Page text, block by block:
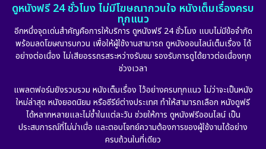
Film
Gothic (6)
HBO GO (11)
HBO Max (2)
ดูหนังฟรี 24 ชั่วโมง ไม่มีโฆษณากวนใจ หนังเต็มเรื่องครบ
ทุกแนว
อีกหนึ่งจุดเด่นสำคัญคือการให้บริการ ดูหนังฟรี 24 ชั่วโมง แบบไม่มีข้อจำกัด
พร้อมลดโฆษณารบกวน เพื่อให้ผู้ใช้งานสามารถ ดูหนังออนไลน์เต็มเรื่อง ได้
อย่างต่อเนื่อง ไม่เสียอรรถรสระหว่างรับชม รองรับการดูได้ยาวต่อเนื่องทุก
ช่วงเวลา
แพลตฟอร์มยังรวบรวม หนังเต็มเรื่อง ไว้อย่างครบทุกแนว ไม่ว่าจะเป็นหนัง
ใหม่ล่าสุด หนังยอดนิยม หรือซีรีย์ต่างประเทศ ทำให้สามารถเลือก หนังดูฟรี
ได้หลากหลายและไม่ซ้ำในแต่ละวัน ช่วยให้การ ดูหนังฟรีออนไลน์ เป็น
ประสบการณ์ที่ไม่น่าเบื่อ และตอบโจทย์ความต้องการของผู้ใช้งานได้อย่าง
ครบถ้วนในที่เดียว